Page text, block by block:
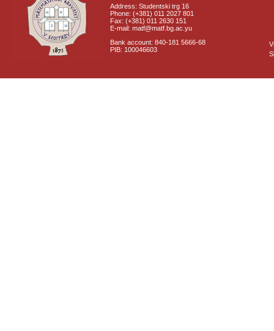
Address: Studentski trg 16
Phone: (+381) 011 2027 801
Fax: (+381) 011 2630 151
E-mail: matf@matf.bg.ac.yu
Bank account: 840-181 5666-68
PIB: 100046603